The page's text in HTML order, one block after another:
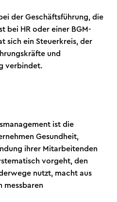
der Geschäftsführung, die
bei HR oder einer BGM-
sich ein Steuerkreis, der
und
verbindet.
ist die
Gesundheit,
ihrer Mitarbeitenden
vorgeht, den
nutzt, macht aus
messbaren